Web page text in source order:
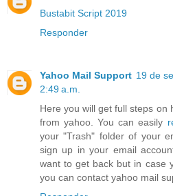
Bustabit Script 2019
Responder
Yahoo Mail Support 19 de
2:49 a.m.
Here you will get full steps on
from yahoo. You can easily
your "Trash" folder of your
sign up in your email
want to get back but in case
you can contact yahoo mail